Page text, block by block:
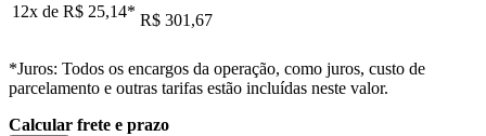
12x de R$ 25,14* R$ 301,67
*Juros: Todos os encargos da operação, como juros, custo de
parcelamento e outras tarifas estão incluídas neste valor.
Calcular frete e prazo